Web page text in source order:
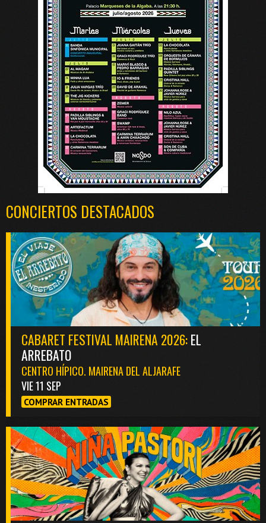
CONCIERTOS DESTACADOS
CABARET FESTIVAL MAIRENA 2026:EL
ARREBATO
CENTRO HÍPICO. MAIRENA DEL ALJARAFE
VIE 11 SEP
COMPRAR ENTRADAS